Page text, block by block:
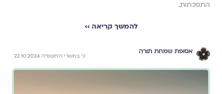
התפכחות.
להמשך קריאה ››
אסופת שמחת תורה
כ׳ בתשרי ה׳תשפ״ה 22.10.2024